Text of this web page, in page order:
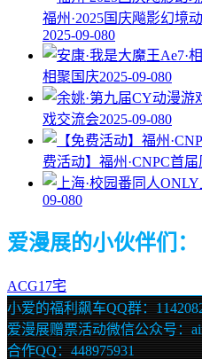
福州·2025国庆飚影幻境
2025-09-080
相聚国庆2025-09-080
戏交流会2025-09-080
费活动】福州·CNPC首
09-080
爱漫展的小伙伴们：
ACG17宅
小爱的福利飙车QQ群：
爱漫展赠票活动微信公众号：
合作QQ：448975931